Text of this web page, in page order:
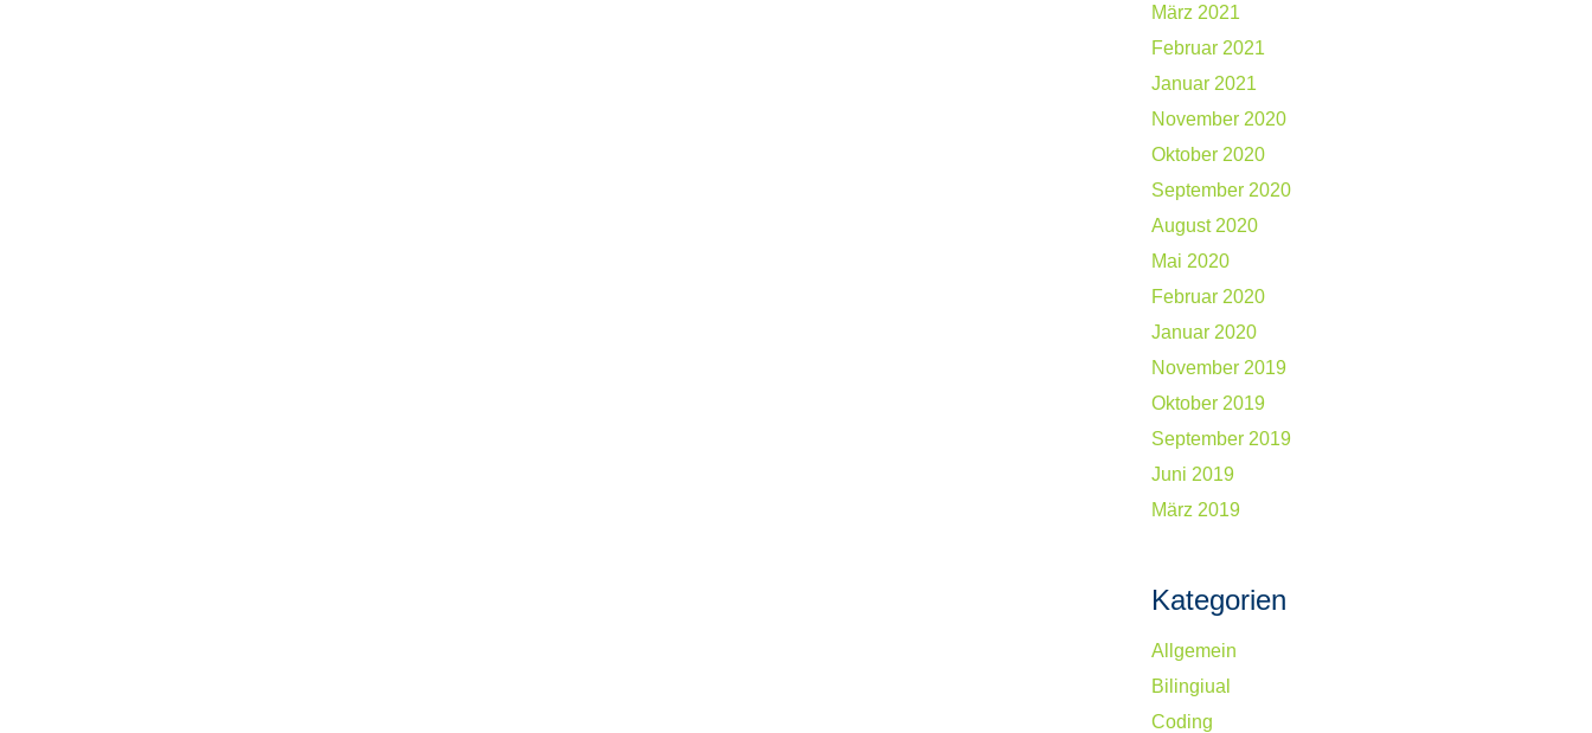
März 2021
Februar 2021
Januar 2021
November 2020
Oktober 2020
September 2020
August 2020
Mai 2020
Februar 2020
Januar 2020
November 2019
Oktober 2019
September 2019
Juni 2019
März 2019
Kategorien
Allgemein
Bilingiual
Coding